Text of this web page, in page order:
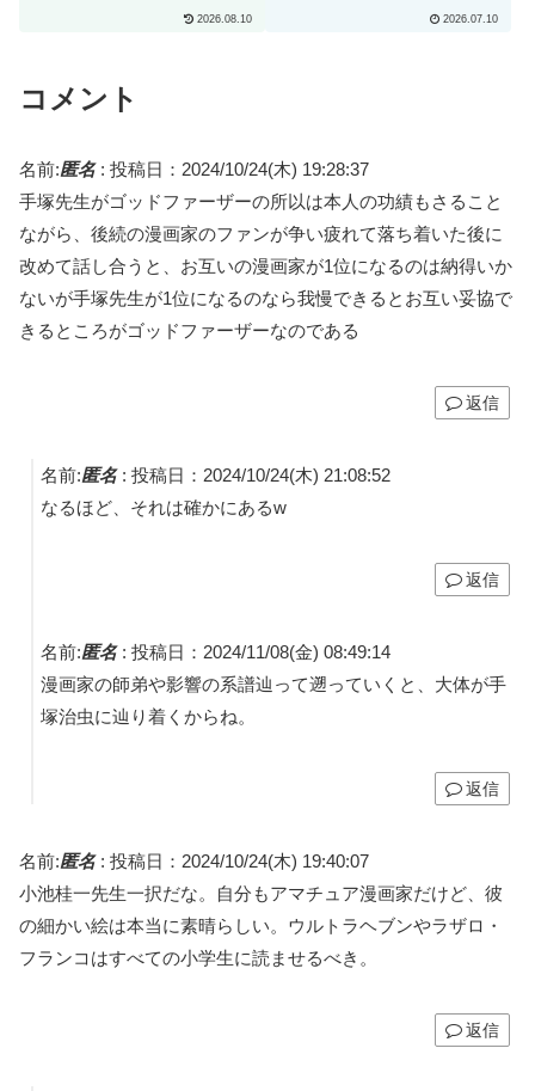
2026.08.10 2026.07.10
コメント
名前:匿名: 投稿日：2024/10/24(木) 19:28:37
手塚先生がゴッドファーザーの所以は本人の功績もさること
ながら、後続の漫画家のファンが争い疲れて落ち着いた後に
改めて話し合うと、お互いの漫画家が1位になるのは納得いか
ないが手塚先生が1位になるのなら我慢できるとお互い妥協で
きるところがゴッドファーザーなのである
返信
名前:匿名: 投稿日：2024/10/24(木) 21:08:52
なるほど、それは確かにあるw
返信
名前:匿名: 投稿日：2024/11/08(金) 08:49:14
漫画家の師弟や影響の系譜辿って遡っていくと、大体が手
塚治虫に辿り着くからね。
返信
名前:匿名: 投稿日：2024/10/24(木) 19:40:07
小池桂一先生一択だな。自分もアマチュア漫画家だけど、彼
の細かい絵は本当に素晴らしい。ウルトラヘブンやラザロ・
フランコはすべての小学生に読ませるべき。
返信